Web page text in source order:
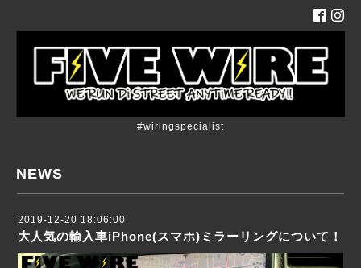
#wiringspecialist
NEWS
2019-12-20 18:06:00
大人気の輸入車iPhone(スマホ)ミラーリングについて！